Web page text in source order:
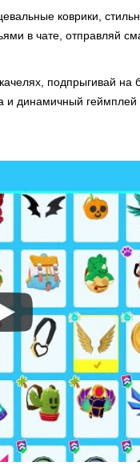
коврики,
в чате, отправляй
подпрыгивай
динамичный геймплей